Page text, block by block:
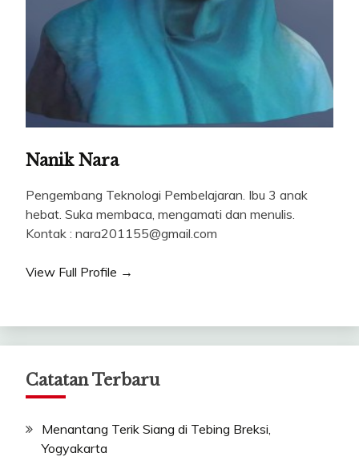
Nanik Nara
Pengembang Teknologi Pembelajaran. Ibu 3 anak
hebat. Suka membaca, mengamati dan menulis.
Kontak : nara201155@gmail.com
View Full Profile →
Catatan Terbaru
Menantang Terik Siang di Tebing Breksi,
Yogyakarta